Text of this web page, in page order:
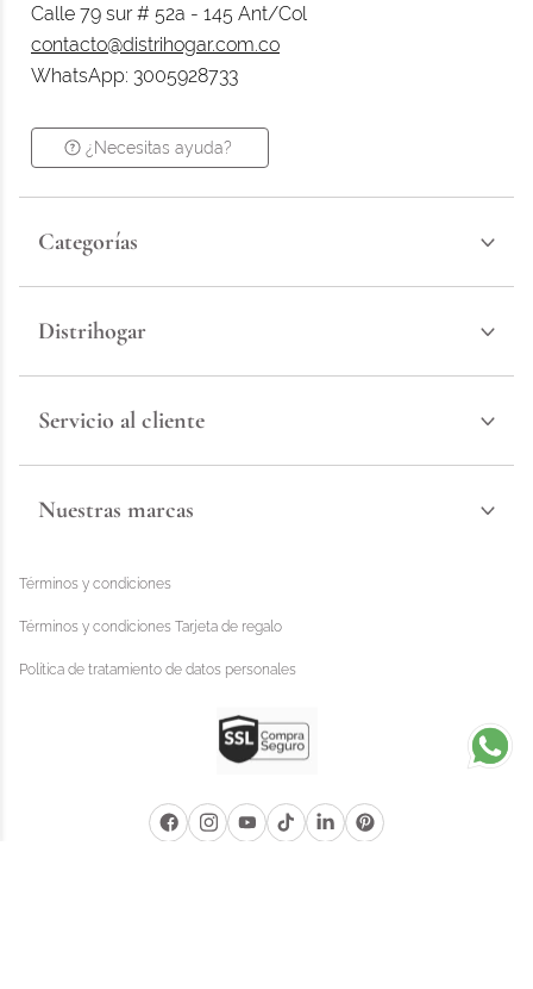
Calle 79 sur # 52a - 145 Ant/Col
contacto@distrihogar.com.co
WhatsApp: 3005928733
¿Necesitas ayuda?
Categorías
Distrihogar
Servicio al cliente
Nuestras marcas
Términos y condiciones
Términos y condiciones Tarjeta de regalo
Política de tratamiento de datos personales